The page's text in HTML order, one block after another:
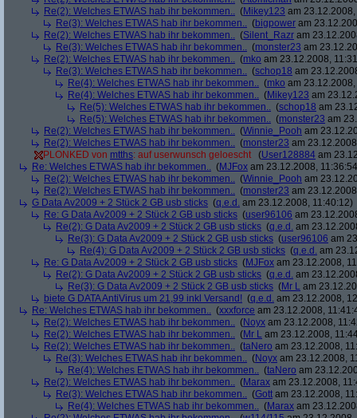
Re(2): Welches ETWAS hab ihr bekommen.. (Mikey123 am
Re(3): Welches ETWAS hab ihr bekommen.. (bigpower am
Re(2): Welches ETWAS hab ihr bekommen.. (Silent_Razr am
Re(3): Welches ETWAS hab ihr bekommen.. (monster23 am
Re(2): Welches ETWAS hab ihr bekommen.. (mko am 23.12.2008,
Re(3): Welches ETWAS hab ihr bekommen.. (schop18 am
Re(4): Welches ETWAS hab ihr bekommen.. (mko am
Re(4): Welches ETWAS hab ihr bekommen.. (Mikey123 am
Re(5): Welches ETWAS hab ihr bekommen.. (schop18 am
Re(5): Welches ETWAS hab ihr bekommen.. (monster23 am
Re(2): Welches ETWAS hab ihr bekommen.. (Winnie_Pooh am
Re(2): Welches ETWAS hab ihr bekommen.. (monster23 am
PLONKED von mtths: auf userwunsch geloescht (User128884 am
Re: Welches ETWAS hab ihr bekommen.. (MJFox am 23.12.2008,
Re(2): Welches ETWAS hab ihr bekommen.. (Winnie_Pooh am
Re(2): Welches ETWAS hab ihr bekommen.. (monster23 am
G Data Av2009 + 2 Stück 2 GB usb sticks (q.e.d. am 23.12.2008, 11:40:12)
Re: G Data Av2009 + 2 Stück 2 GB usb sticks (user96106 am
Re(2): G Data Av2009 + 2 Stück 2 GB usb sticks (q.e.d. am
Re(3): G Data Av2009 + 2 Stück 2 GB usb sticks (user96106 am
Re(4): G Data Av2009 + 2 Stück 2 GB usb sticks (q.e.d. am
Re: G Data Av2009 + 2 Stück 2 GB usb sticks (MJFox am 23.12.2008,
Re(2): G Data Av2009 + 2 Stück 2 GB usb sticks (q.e.d. am
Re(3): G Data Av2009 + 2 Stück 2 GB usb sticks (Mr L am
biete G DATA AntiVirus um 21,99 inkl Versand! (q.e.d. am 23.12.2008,
Re: Welches ETWAS hab ihr bekommen.. (xxxforce am 23.12.2008,
Re(2): Welches ETWAS hab ihr bekommen.. (Noyx am 23.12.2008,
Re(2): Welches ETWAS hab ihr bekommen.. (Mr L am 23.12.2008,
Re(2): Welches ETWAS hab ihr bekommen.. (taNero am 23.12.2008,
Re(3): Welches ETWAS hab ihr bekommen.. (Noyx am 23.12.2008,
Re(4): Welches ETWAS hab ihr bekommen.. (taNero am
Re(2): Welches ETWAS hab ihr bekommen.. (Marax am 23.12.2008,
Re(3): Welches ETWAS hab ihr bekommen.. (Gott am 23.12.2008,
Re(4): Welches ETWAS hab ihr bekommen.. (Marax am